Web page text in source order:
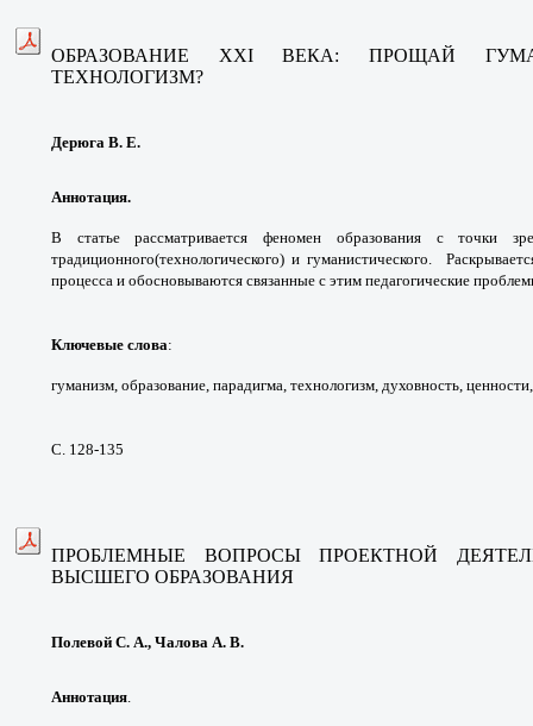
ОБРАЗОВАНИЕ XXI ВЕКА: ПРОЩАЙ
ТЕХНОЛОГИЗМ?
Дерюга В. Е.
Аннотация.
В статье рассматриваетсяфеномен образования с точки
традиционного(технологического) и гуманистического.
процесса и обосновываются связанные с этим педагогические
Ключевые слова:
гуманизм, образование, парадигма, технологизм, духовность,
С. 128-135
ПРОБЛЕМНЫЕ ВОПРОСЫ ПРОЕКТНОЙ
ВЫСШЕГО ОБРАЗОВАНИЯ
Полевой С. А., Чалова А. В.
Аннотация.